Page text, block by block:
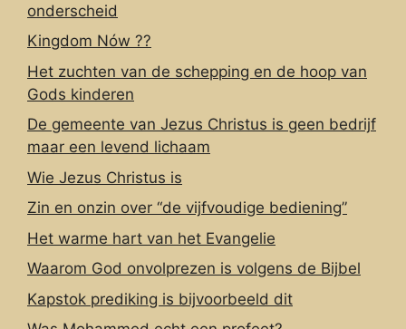
onderscheid
Kingdom Nów ??
Het zuchten van de schepping en de hoop van
Gods kinderen
De gemeente van Jezus Christus is geen bedrijf
maar een levend lichaam
Wie Jezus Christus is
Zin en onzin over “de vijfvoudige bediening”
Het warme hart van het Evangelie
Waarom God onvolprezen is volgens de Bijbel
Kapstok prediking is bijvoorbeeld dit